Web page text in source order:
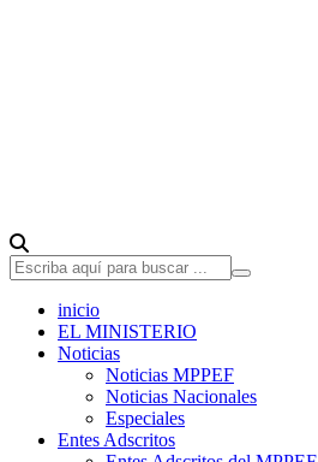
inicio
EL MINISTERIO
Noticias
Noticias MPPEF
Noticias Nacionales
Especiales
Entes Adscritos